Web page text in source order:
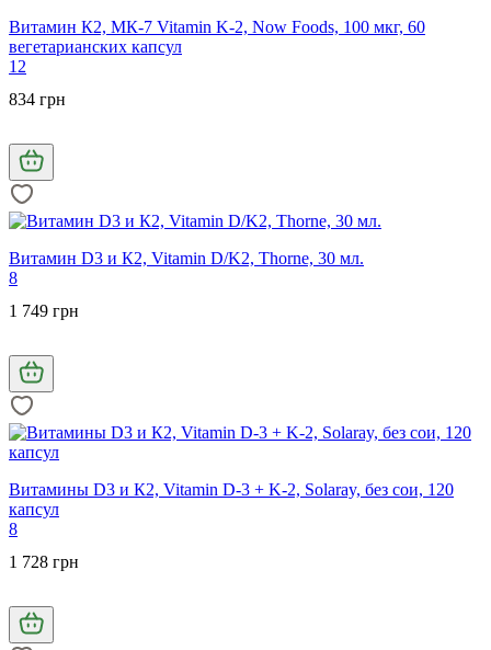
Витамин К2, МК-7 Vitamin K-2, Now Foods, 100 мкг, 60
вегетарианских капсул
12
834 грн
Витамин D3 и К2, Vitamin D/K2, Thorne, 30 мл.
8
1 749 грн
Витамины D3 и К2, Vitamin D-3 + K-2, Solaray, без сои, 120
капсул
8
1 728 грн